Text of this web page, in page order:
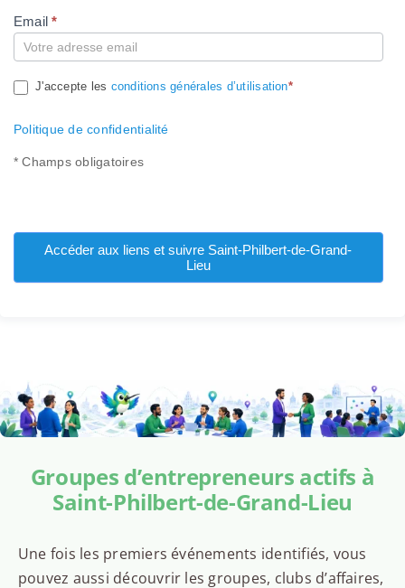
Compte
Email*
J'accepte les conditions générales d’utilisation*
Politique de confidentialité
* Champs obligatoires
Accéder aux liens et suivre Saint-Philbert-de-Grand-
Lieu
Groupes d’entrepreneurs actifs à
Saint-Philbert-de-Grand-Lieu
Une fois les premiers événements identifiés, vous
pouvez aussi découvrir les groupes, clubs d’affaires,